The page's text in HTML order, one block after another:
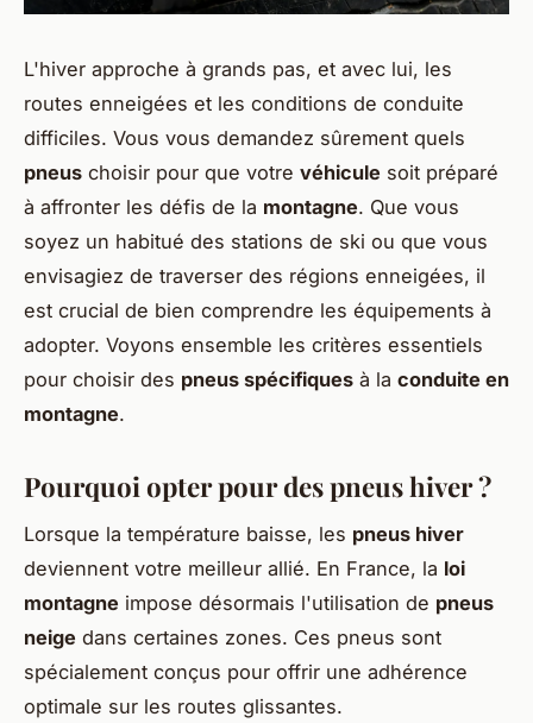
L'hiver approche à grands pas, et avec lui, les
routes enneigées et les conditions de conduite
difficiles. Vous vous demandez sûrement quels
pneus choisir pour que votre véhicule soit préparé
à affronter les défis de la montagne. Que vous
soyez un habitué des stations de ski ou que vous
envisagiez de traverser des régions enneigées, il
est crucial de bien comprendre les équipements à
adopter. Voyons ensemble les critères essentiels
pour choisir des pneus spécifiques à la conduite en
montagne.
Pourquoi opter pour des pneus hiver ?
Lorsque la température baisse, les pneus hiver
deviennent votre meilleur allié. En France, la loi
montagne impose désormais l'utilisation de pneus
neige dans certaines zones. Ces pneus sont
spécialement conçus pour offrir une adhérence
optimale sur les routes glissantes.